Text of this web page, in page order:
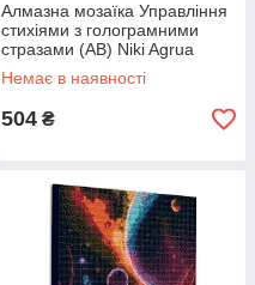
Алмазна мозаїка Управління
стихіями з голограмними
стразами (AB) Niki Agrua
40х40 Ідейка (AMO7599)
Немає в наявності
504 ₴